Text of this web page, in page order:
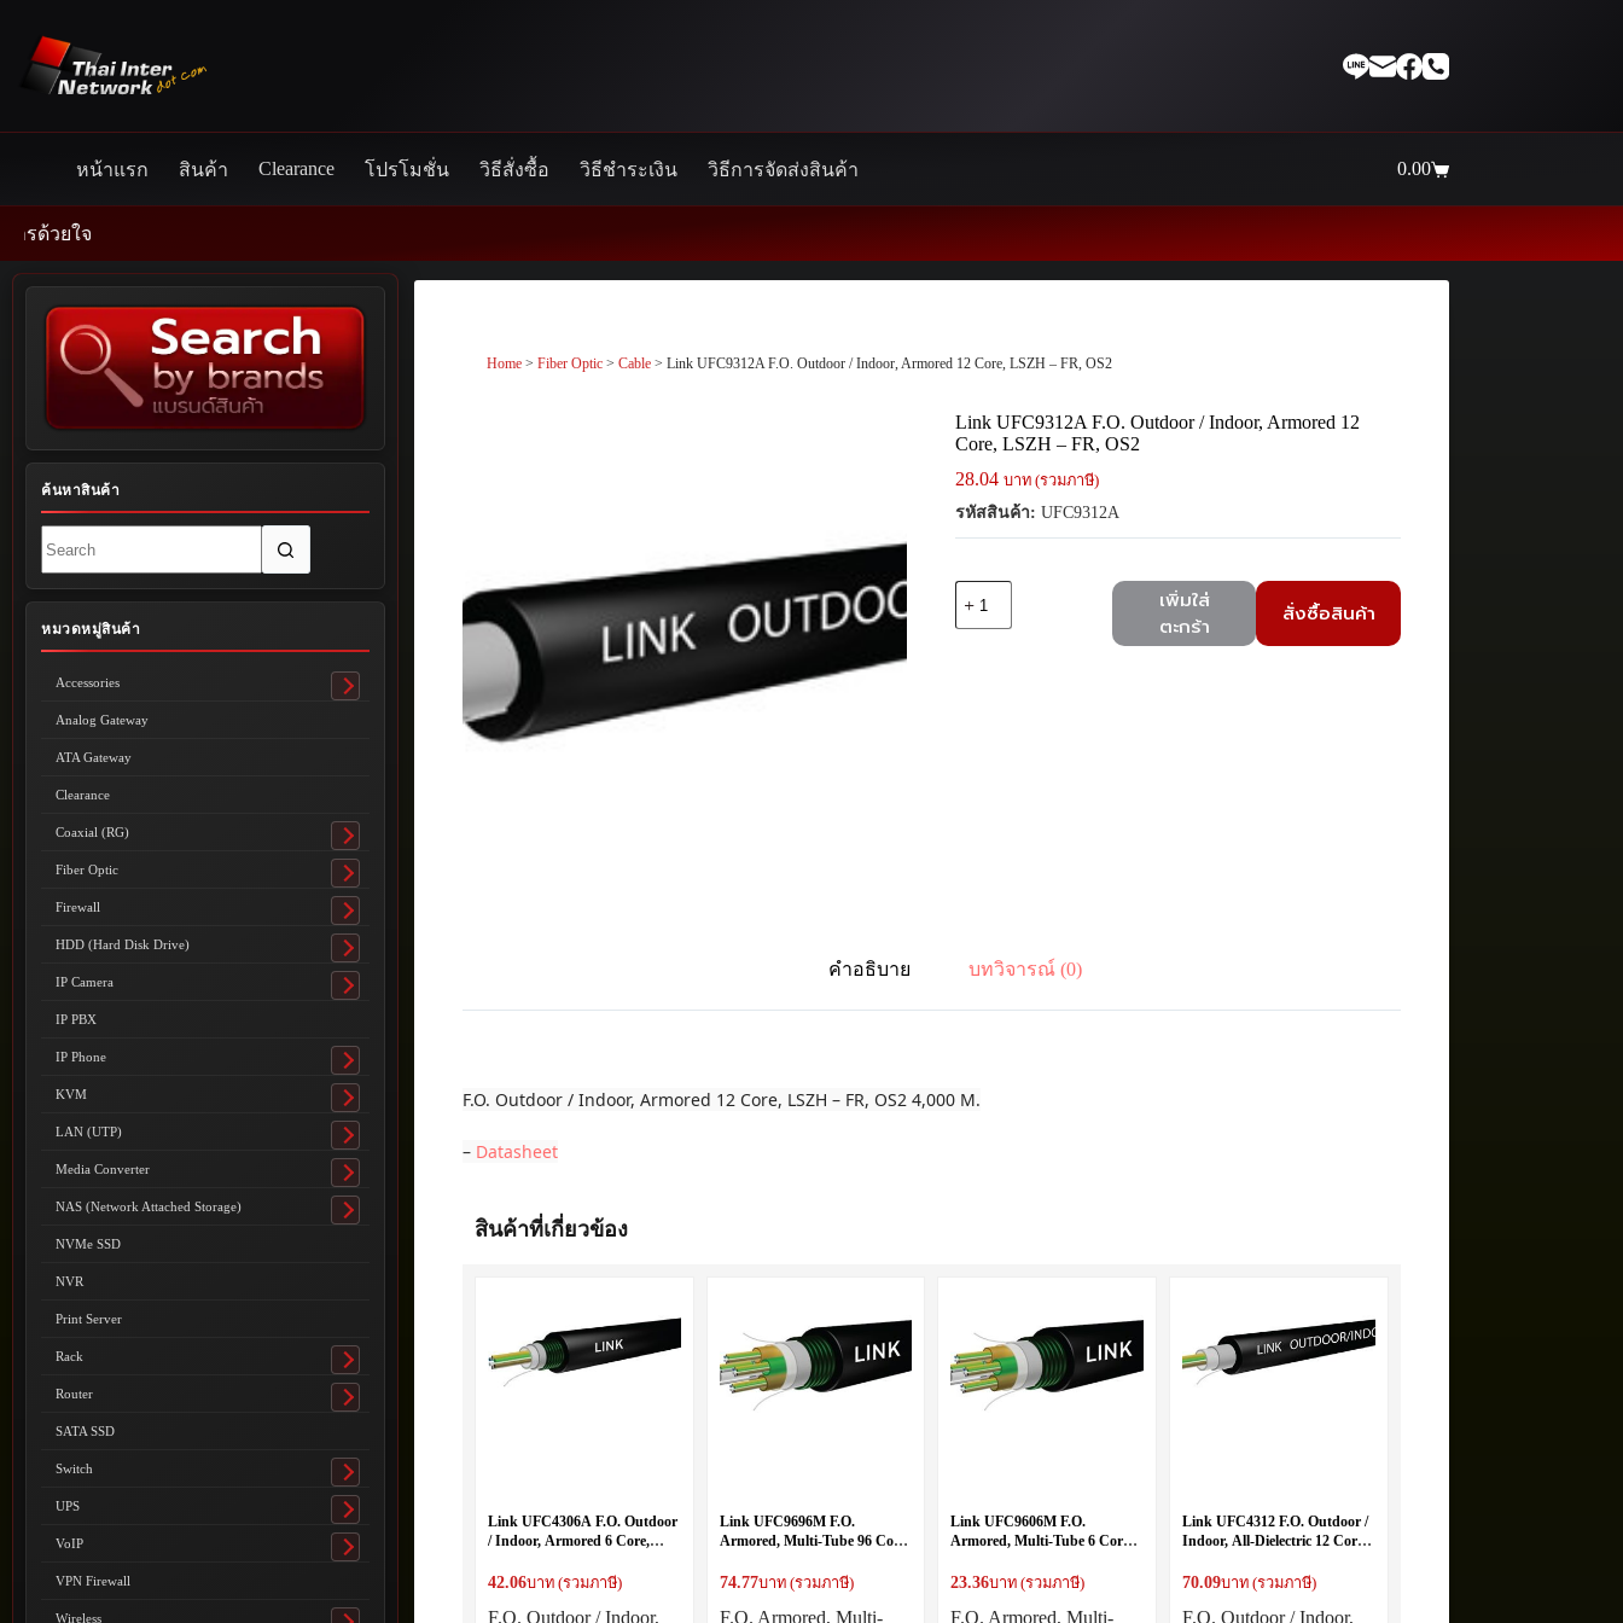
content
หน้าแรก สินค้า Clearance โปรโมชั่น วิธีสั่งซื้อ วิธีชำระเงิน วิธีการจัดส่งสินค้า
Shopping
0.00
ใจ
Home >Fiber Optic >Cable > Link UFC9312A F.O. Outdoor / Indoor, Armored 12 Core, LSZH – FR, OS2
Link UFC9312A F.O. Outdoor / Indoor, Armored 12
Core, LSZH – FR, OS2
28.04 บาท (รวมภาษี)
รหัสสินค้า: UFC9312A
เพิ่มใส่
ตะกร้า
สั่งซื้อสินค้า
คำอธิบาย บทวิจารณ์ (0)
F.O. Outdoor / Indoor, Armored 12 Core, LSZH – FR, OS2 4,000 M.
– Datasheet
สินค้าที่เกี่ยวข้อง
Link UFC4306A F.O. Outdoor
/ Indoor, Armored 6 Core,
42.06บาท (รวมภาษี)
F.O. Outdoor / Indoor,
Link UFC9696M F.O.
Armored, Multi-Tube 96 Core,
74.77บาท (รวมภาษี)
F.O. Armored, Multi-
Link UFC9606M F.O.
Armored, Multi-Tube 6 Core,
23.36บาท (รวมภาษี)
F.O. Armored, Multi-
Link UFC4312 F.O. Outdoor /
Indoor, All-Dielectric 12 Core,
70.09บาท (รวมภาษี)
F.O. Outdoor / Indoor,
ค้นหาสินค้า
results
หมวดหมู่สินค้า
Accessories
Toggle
Analog Gateway
ATA Gateway
Clearance
Coaxial (RG)
Toggle
submenu
Fiber Optic
Toggle
submenu
Firewall
Toggle
submenu
HDD (Hard Disk Drive)
Toggle
submenu
IP Camera
Toggle
IP PBX
IP Phone
Toggle
submenu
KVM
Toggle
submenu
LAN (UTP)
Toggle
submenu
Media Converter
Toggle
submenu
NAS (Network Attached Storage)
Toggle
NVMe SSD
NVR
Print Server
Rack
Toggle
submenu
Router
Toggle
SATA SSD
Switch
Toggle
submenu
UPS
Toggle
submenu
VoIP
Toggle
VPN Firewall
Wireless